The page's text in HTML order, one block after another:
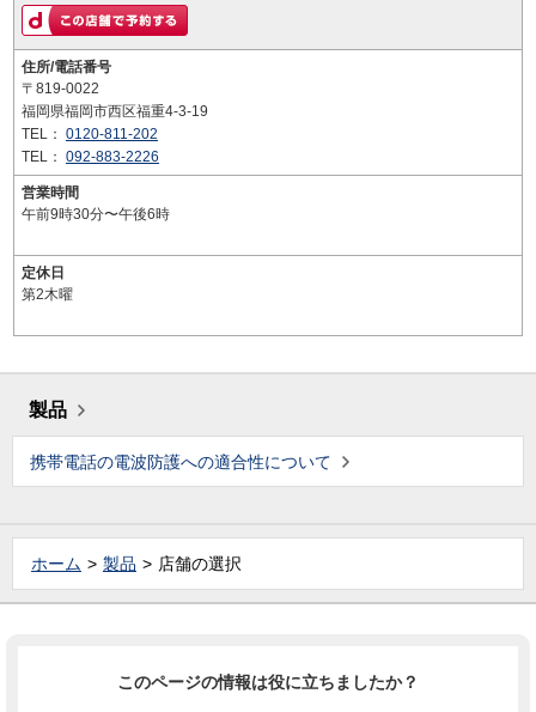
住所/電話番号
〒819-0022
福岡県福岡市西区福重4-3-19
TEL： 0120-811-202
TEL： 092-883-2226
営業時間
午前9時30分〜午後6時
定休日
第2木曜
製品
携帯電話の電波防護への適合性について
ホーム 製品 店舗の選択
このページの情報は役に立ちましたか？